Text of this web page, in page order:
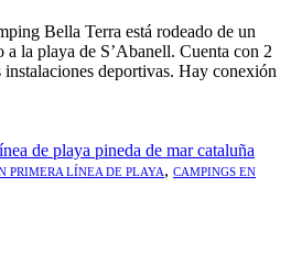
Bella Terra está rodeado de un
a la playa de S’Abanell. Cuenta con 2
deportivas. Hay conexión
PRIMERA LÍNEA DE PLAYA, CAMPINGS EN